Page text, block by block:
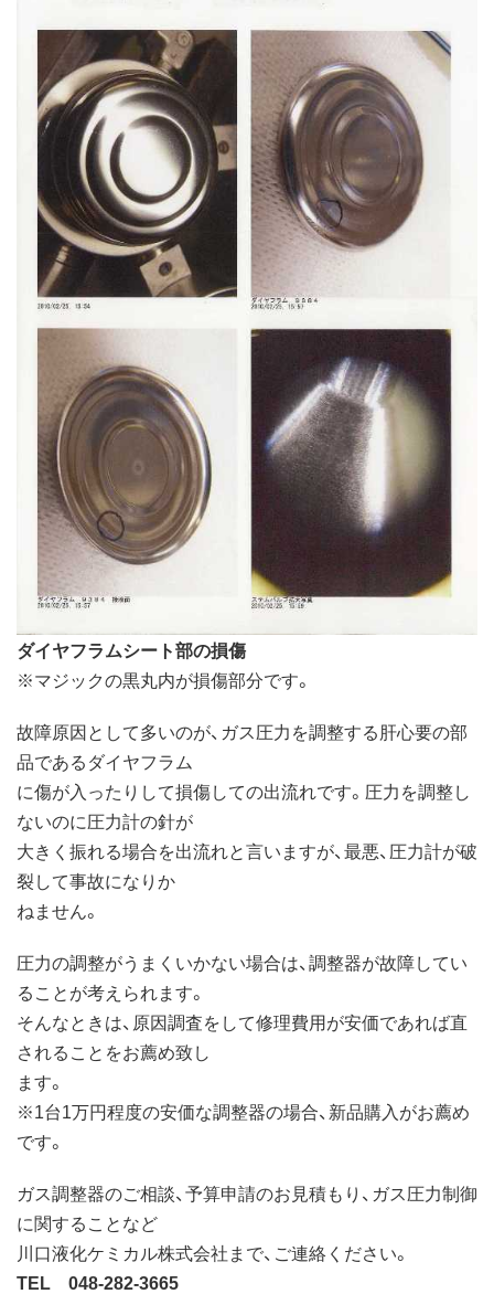
ダイヤフラムシート部の損傷
※マジックの黒丸内が損傷部分です。
故障原因として多いのが、ガス圧力を調整する肝心要の部
品であるダイヤフラム
に傷が入ったりして損傷しての出流れです。圧力を調整し
ないのに圧力計の針が
大きく振れる場合を出流れと言いますが、最悪、圧力計が破
裂して事故になりか
ねません。
圧力の調整がうまくいかない場合は、調整器が故障してい
ることが考えられます。
そんなときは、原因調査をして修理費用が安価であれば直
されることをお薦め致し
ます。
※1台1万円程度の安価な調整器の場合、新品購入がお薦め
です。
ガス調整器のご相談、予算申請のお見積もり、ガス圧力制御
に関することなど
川口液化ケミカル株式会社まで、ご連絡ください。
TEL 048-282-3665